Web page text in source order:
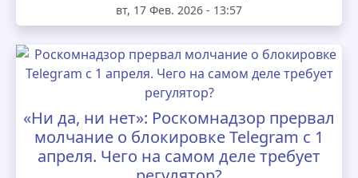
вт, 17 Фев. 2026 - 13:57
«Ни да, ни нет»: Роскомнадзор прервал
молчание о блокировке Telegram с 1
апреля. Чего на самом деле требует